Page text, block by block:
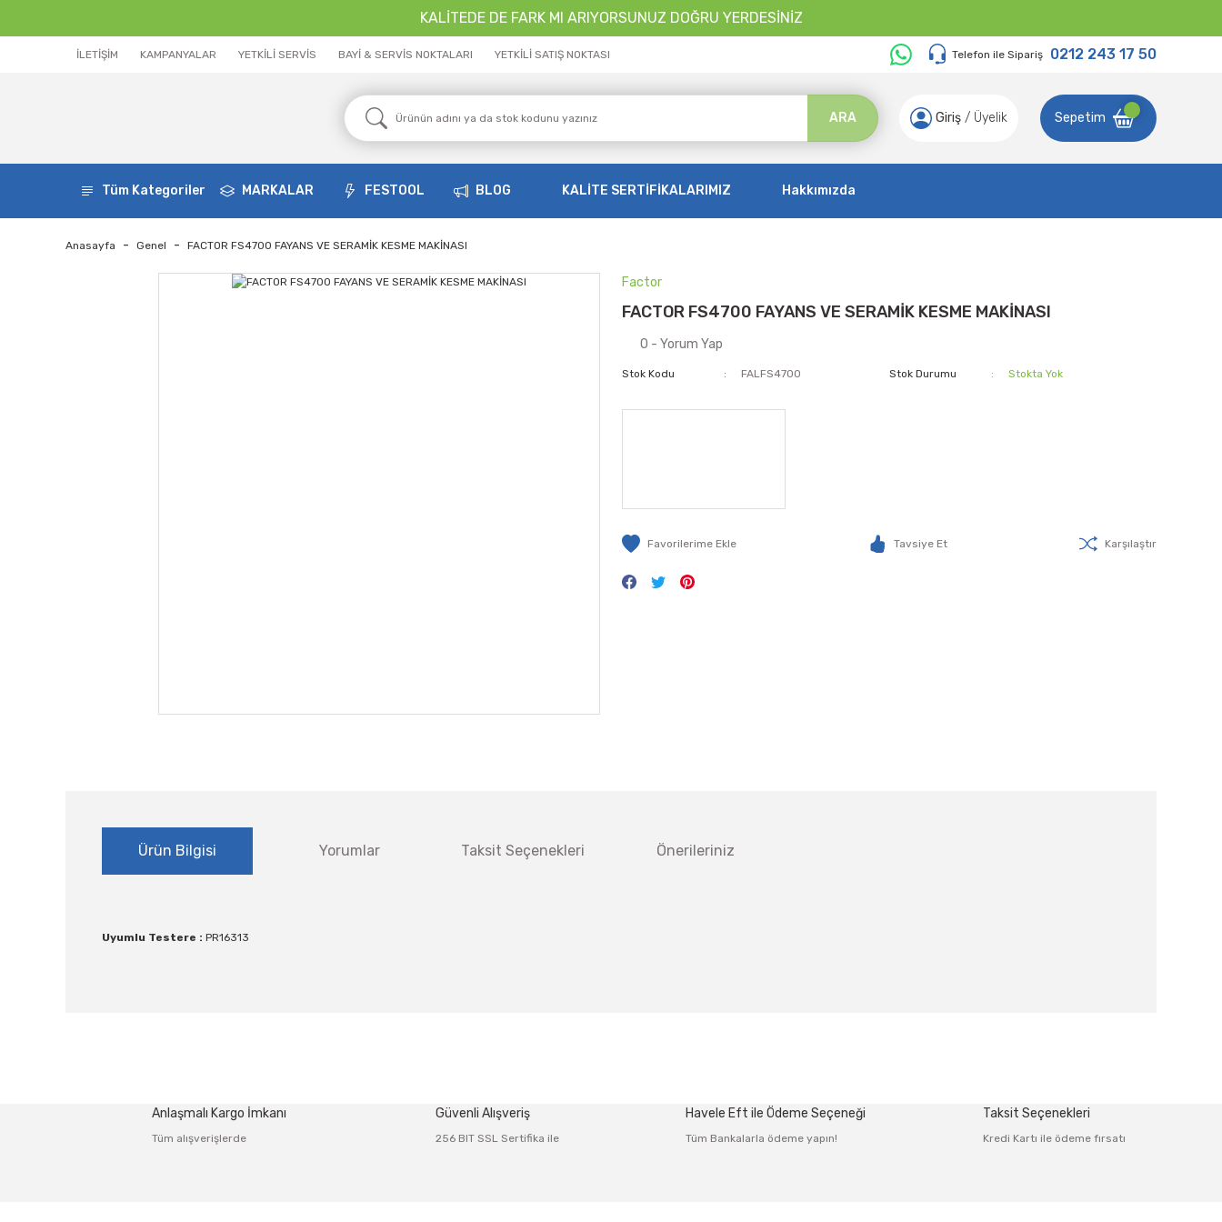
KALİTEDE DE FARK MI ARIYORSUNUZ DOĞRU YERDESİNİZ
İLETİŞİM KAMPANYALAR YETKİLİ SERVİS BAYİ & SERVİS NOKTALARI YETKİLİ SATIŞ NOKTASI Telefon ile Sipariş 0212 243 17 50
ARA Giriş / Üyelik Sepetim
Tüm Kategoriler MARKALAR FESTOOL BLOG KALİTE SERTİFİKALARIMIZ Hakkımızda
Anasayfa Genel FACTOR FS4700 FAYANS VE SERAMİK KESME MAKİNASI
Factor
FACTOR FS4700 FAYANS VE SERAMİK KESME MAKİNASI
0 - Yorum Yap
Stok Kodu FALFS4700 Stok Durumu Stokta Yok
Tavsiye Et Karşılaştır
Ürün Bilgisi Yorumlar Taksit Seçenekleri Önerileriniz
Uyumlu Testere : PR16313
Anlaşmalı Kargo İmkanı
Tüm alışverişlerde
Güvenli Alışveriş
256 BIT SSL Sertifika ile
Havele Eft ile Ödeme Seçeneği
Tüm Bankalarla ödeme yapın!
Taksit Seçenekleri
Kredi Kartı ile ödeme fırsatı